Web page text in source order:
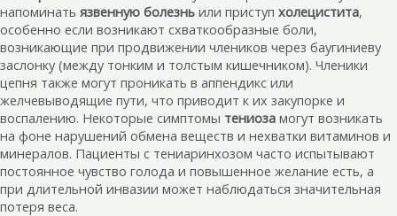
напоминать язвенную болезнь или приступ холецистита,
особенно если возникают схваткообразные боли,
возникающие при продвижении члеников через баугиниеву
заслонку (между тонким и толстым кишечником). Членики
цепня также могут проникать в аппендикс или
желчевыводящие пути, что приводит к их закупорке и
воспалению. Некоторые симптомы тениоза могут возникать
на фоне нарушений обмена веществ и нехватки витаминов и
минералов. Пациенты с тениаринхозом часто испытывают
постоянное чувство голода и повышенное желание есть, а
при длительной инвазии может наблюдаться значительная
потеря веса.